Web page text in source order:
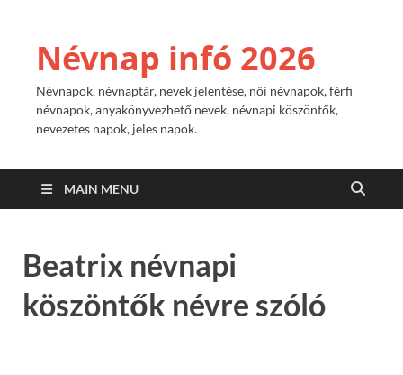
Névnap infó 2026
Névnapok, névnaptár, nevek jelentése, női névnapok, férfi
névnapok, anyakönyvezhető nevek, névnapi köszöntők,
nevezetes napok, jeles napok.
MAIN MENU
Beatrix névnapi
köszöntők névre szóló